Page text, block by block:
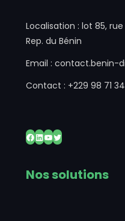
Localisation : lot 85, rue
Rep. du Bénin
Email : contact.benin-
Contact : +229 98 71
Facebook
LinkedIn
YouTube
Twitter
Nos solutions